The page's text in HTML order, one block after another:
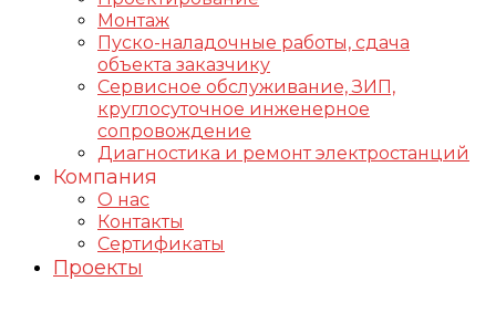
Монтаж
Пуско-наладочные работы, сдача
объекта заказчику
Сервисное обслуживание, ЗИП,
круглосуточное инженерное
сопровождение
Диагностика и ремонт электростанций
Компания
О нас
Контакты
Сертификаты
Проекты